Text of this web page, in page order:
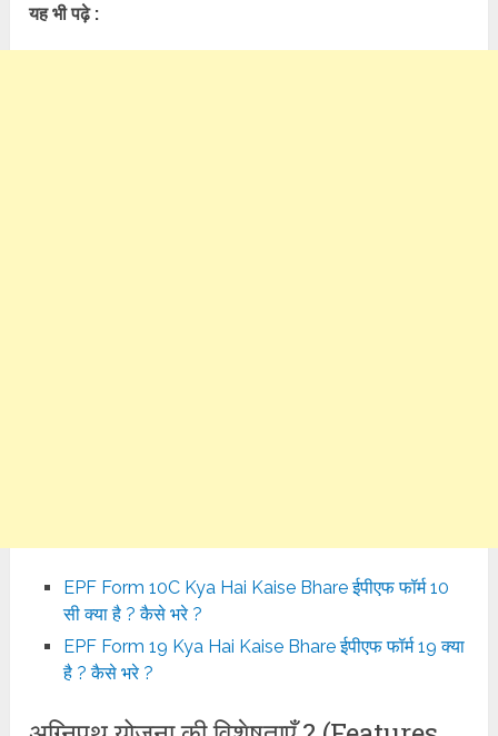
यह भी पढ़े :
EPF Form 10C Kya Hai Kaise Bhare ईपीएफ फॉर्म 10
सी क्या है ? कैसे भरे ?
EPF Form 19 Kya Hai Kaise Bhare ईपीएफ फॉर्म 19 क्या
है ? कैसे भरे ?